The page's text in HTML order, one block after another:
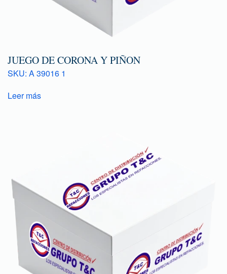
JUEGO DE CORONA Y PIÑON
SKU: A 39016 1
Leer más